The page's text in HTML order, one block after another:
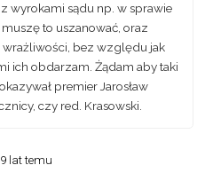
wyrokami sądu np. w sprawie
to uszanować, oraz
bez względu jak
ich obdarzam. Żądam aby taki
premier Jarosław
czy red. Krasowski.
lat temu